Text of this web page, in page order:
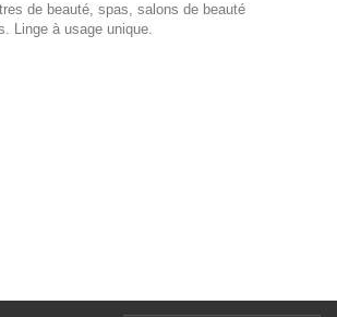
de beauté, spas, salons de beauté
Linge à usage unique.